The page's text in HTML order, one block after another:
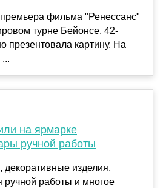
фильма "Ренессанс"
турне Бейонсе. 42-
презентовала картину. На
на ярмарке
ручной работы
изделия,
работы и многое